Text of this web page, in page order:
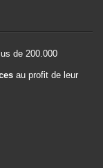
de 200.000
au profit de leur